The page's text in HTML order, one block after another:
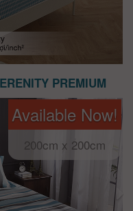
PREMIUM
Available Now!
200cm x 200cm